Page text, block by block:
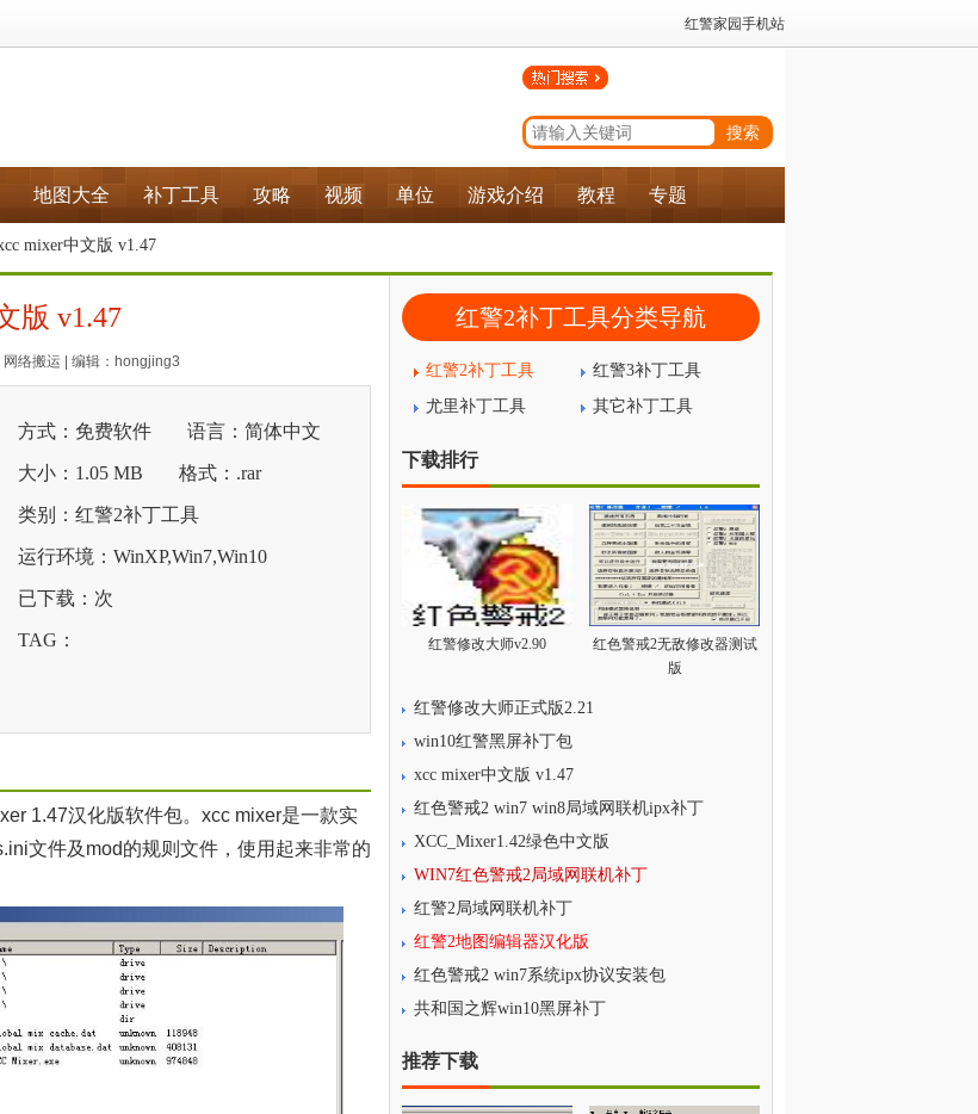
红警家园手机站
地图大全 补丁工具 攻略 视频 单位 游戏介绍 教程 专题
mixer中文版 v1.47
版 v1.47
络搬运 | 编辑：hongjing3
方式：免费软件 语言：简体中文
大小：1.05 MB 格式：.rar
类别：红警2补丁工具
运行环境：WinXP,Win7,Win10
已下载： 次
TAG：
1.47汉化版软件包。xcc mixer是一款实
文件及mod的规则文件，使用起来非常的
红警2补丁工具分类导航
红警2补丁工具
红警3补丁工具
尤里补丁工具
其它补丁工具
下载排行
红警修改大师v2.90
红色警戒2无敌修改器测试
版
红警修改大师正式版2.21
win10红警黑屏补丁包
xcc mixer中文版 v1.47
红色警戒2 win7 win8局域网联机ipx补丁
XCC_Mixer1.42绿色中文版
WIN7红色警戒2局域网联机补丁
红警2局域网联机补丁
红警2地图编辑器汉化版
红色警戒2 win7系统ipx协议安装包
共和国之辉win10黑屏补丁
推荐下载